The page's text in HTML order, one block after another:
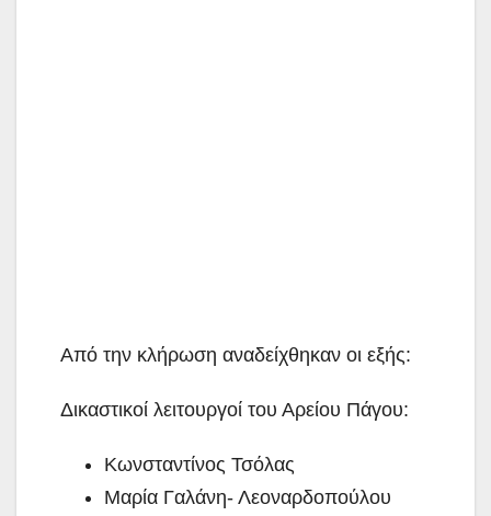
Από την κλήρωση αναδείχθηκαν οι εξής:
Δικαστικοί λειτουργοί του Αρείου Πάγου:
Κωνσταντίνος Τσόλας
Μαρία Γαλάνη- Λεοναρδοπούλου